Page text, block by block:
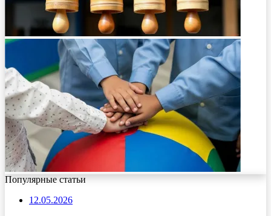
Популярные статьи
12.05.2026